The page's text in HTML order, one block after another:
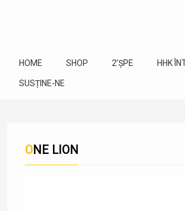
HOME SHOP 2’ȘPE HHK
SUSȚINE-NE
ONE LION